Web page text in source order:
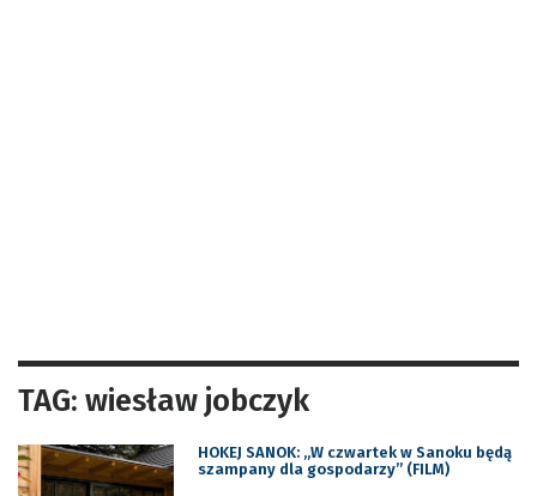
TAG: wiesław jobczyk
HOKEJ SANOK: „W czwartek w Sanoku będą
szampany dla gospodarzy” (FILM)